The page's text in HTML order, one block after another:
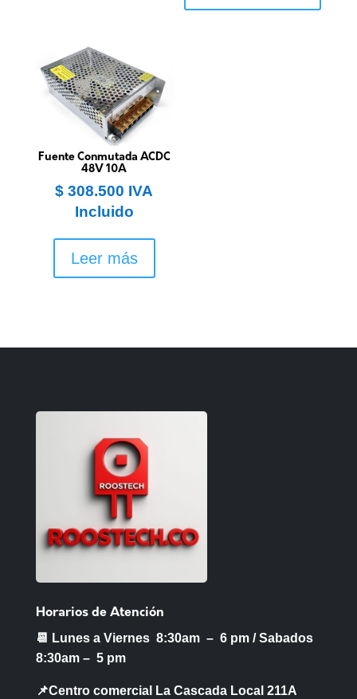
Fuente Conmutada ACDC
48V 10A
$ 308.500 IVA
Incluido
Leer más
Horarios de Atención
📆 Lunes a Viernes 8:30am – 6 pm /Sabados
8:30am – 5 pm
📌Centro comercial La Cascada Local 211A